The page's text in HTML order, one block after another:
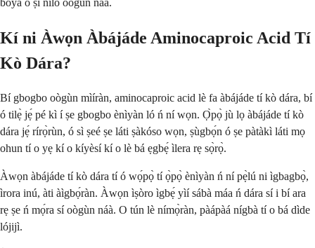
bóyá o ṣì nílò oògùn náà.
Kí ni Àwọn Àbájáde Aminocaproic Acid Tí
Kò Dára?
Bí gbogbo oògùn mìíràn, aminocaproic acid lè fa àbájáde tí kò dára, bí
ó tilẹ̀ jẹ́ pé kì í ṣe gbogbo ènìyàn ló ń ní wọn. Ọ̀pọ̀ jù lọ àbájáde tí kò
dára jẹ́ rírọ̀rùn, ó sì ṣeé ṣe láti ṣàkóso wọn, ṣùgbọ́n ó ṣe pàtàkì láti mọ
ohun tí o yẹ kí o kíyèsí kí o lè bá ẹgbẹ́ ìlera rẹ sọ̀rọ̀.
Àwọn àbájáde tí kò dára tí ó wọ́pọ̀ tí ọ̀pọ̀ ènìyàn ń ní pẹ̀lú ni ìgbagbọ̀,
ìrora inú, àti àìgbọ́ràn. Àwọn ìṣòro ìgbẹ́ yìí sábà máa ń dára sí i bí ara
rẹ ṣe ń mọ́ra sí oògùn náà. O tún lè nímọ̀ràn, pàápàá nígbà tí o bá dìde
lójijì.